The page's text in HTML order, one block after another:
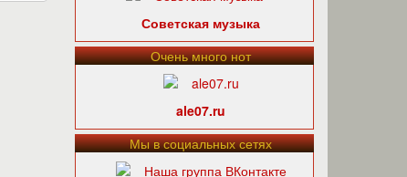
Советская музыка
Очень много нот
ale07.ru
Мы в социальных сетях